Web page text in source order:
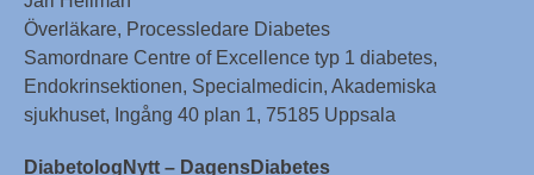
Överläkare, Processledare Diabetes
Samordnare Centre of Excellence typ 1 diabetes,
Endokrinsektionen, Specialmedicin, Akademiska
sjukhuset, Ingång 40 plan 1, 75185 Uppsala
DiabetologNytt – DagensDiabetes